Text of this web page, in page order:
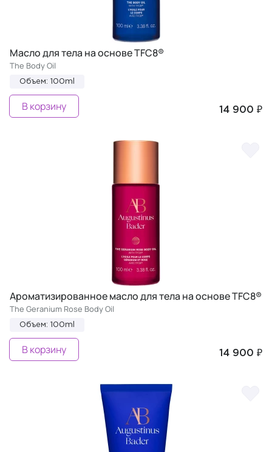
Масло для тела на основе TFC8®
The Body Oil
Объем: 100ml
14 900 ₽
В корзину
Ароматизированное масло для тела на основе TFC8®
The Geranium Rose Body Oil
Объем: 100ml
14 900 ₽
В корзину